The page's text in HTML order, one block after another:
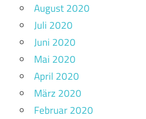
August 2020
Juli 2020
Juni 2020
Mai 2020
April 2020
März 2020
Februar 2020